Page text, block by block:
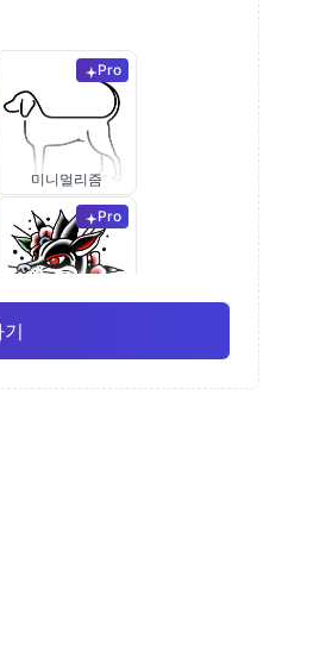
Pro
미니멀리즘
Pro
애니메이션